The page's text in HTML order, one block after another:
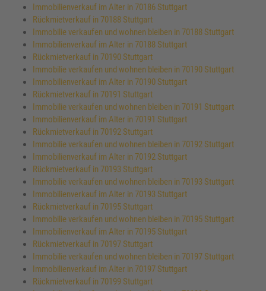
Immobilienverkauf im Alter in 70186 Stuttgart
Rückmietverkauf in 70188 Stuttgart
Immobilie verkaufen und wohnen bleiben in 70188 Stuttgart
Immobilienverkauf im Alter in 70188 Stuttgart
Rückmietverkauf in 70190 Stuttgart
Immobilie verkaufen und wohnen bleiben in 70190 Stuttgart
Immobilienverkauf im Alter in 70190 Stuttgart
Rückmietverkauf in 70191 Stuttgart
Immobilie verkaufen und wohnen bleiben in 70191 Stuttgart
Immobilienverkauf im Alter in 70191 Stuttgart
Rückmietverkauf in 70192 Stuttgart
Immobilie verkaufen und wohnen bleiben in 70192 Stuttgart
Immobilienverkauf im Alter in 70192 Stuttgart
Rückmietverkauf in 70193 Stuttgart
Immobilie verkaufen und wohnen bleiben in 70193 Stuttgart
Immobilienverkauf im Alter in 70193 Stuttgart
Rückmietverkauf in 70195 Stuttgart
Immobilie verkaufen und wohnen bleiben in 70195 Stuttgart
Immobilienverkauf im Alter in 70195 Stuttgart
Rückmietverkauf in 70197 Stuttgart
Immobilie verkaufen und wohnen bleiben in 70197 Stuttgart
Immobilienverkauf im Alter in 70197 Stuttgart
Rückmietverkauf in 70199 Stuttgart